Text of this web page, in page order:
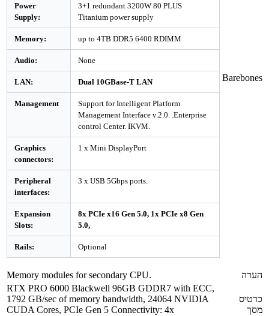
Barebones
Power
Supply:
3+1 redundant 3200W 80 PLUS
Titanium power supply
Memory: up to 4TB DDR5 6400 RDIMM
Audio: None
LAN: Dual 10GBase-T LAN
Management
Support for Intelligent Platform
Management Interface v.2.0. .Enterprise
control Center. IKVM.
Graphics
connectors:
1 x Mini DisplayPort
Peripheral
interfaces:
3 x USB 5Gbps ports.
Expansion
Slots:
8x PCIe x16 Gen 5.0, 1x PCIe x8 Gen
5.0,
Rails: Optional
הערה Memory modules for secondary CPU.
כרטיס
מסך
RTX PRO 6000 Blackwell 96GB GDDR7 with ECC,
1792 GB/sec of memory bandwidth, 24064 NVIDIA
CUDA Cores, PCIe Gen 5 Connectivity: 4x